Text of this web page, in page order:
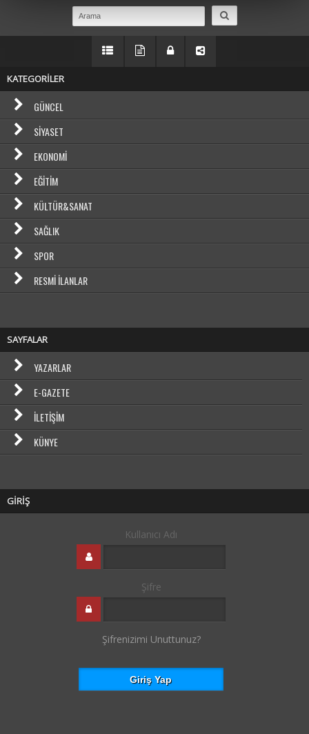
KATEGORİLER
GÜNCEL
SIYASET
EKONOMI
EĞITIM
KÜLTÜR&SANAT
SAĞLIK
SPOR
RESMI İLANLAR
SAYFALAR
YAZARLAR
E-GAZETE
İLETIŞIM
KÜNYE
GİRİŞ
Kullanıcı Adı
Şifre
Şifrenizimi Unuttunuz?